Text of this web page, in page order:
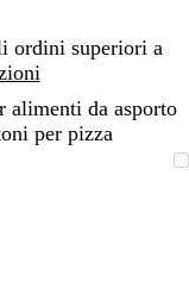
ordini superiori a
alimenti da asporto
per pizza